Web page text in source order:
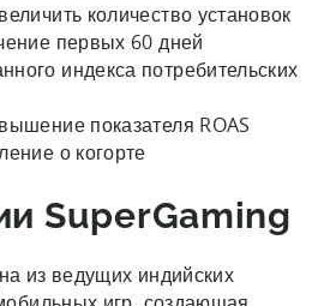
количество установок
первых 60 дней
индекса потребительских
показателя ROAS
о когорте
SuperGaming
из ведущих индийских